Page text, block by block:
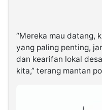
“Mereka mau datang,
yang paling penting,
dan kearifan lokal
kita,” terang mantan